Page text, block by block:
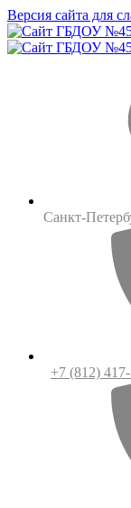
Версия сайта для
Санкт-
+7 (812)